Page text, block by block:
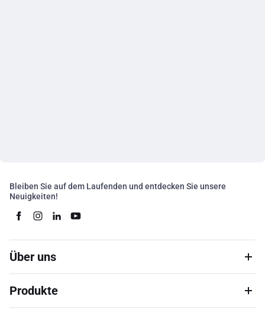
Bleiben Sie auf dem Laufenden und entdecken Sie unsere
Neuigkeiten!
Über uns
Produkte